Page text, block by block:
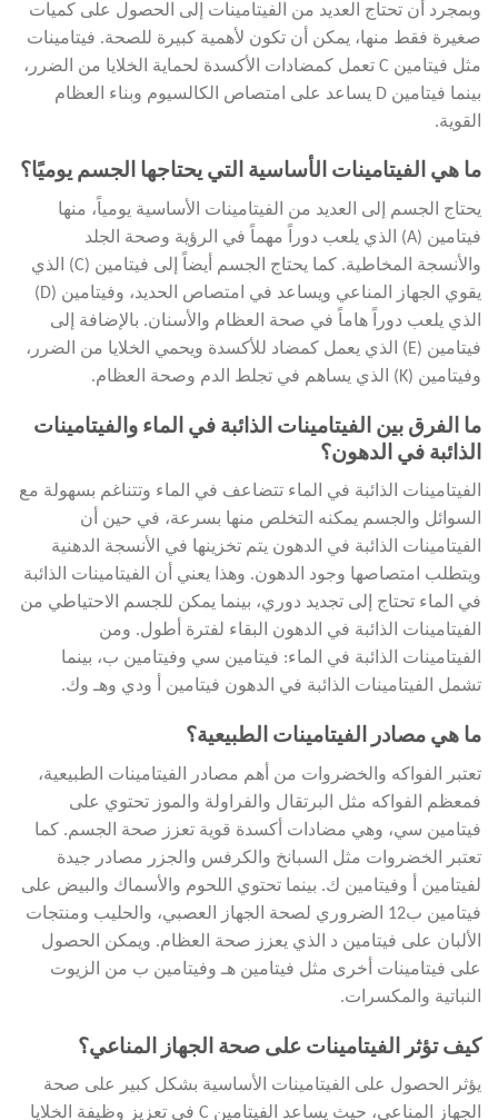
وبمجرد أن تحتاج العديد من الفيتامينات إلى الحصول على كميات
صغيرة فقط منها، يمكن أن تكون لأهمية كبيرة للصحة. فيتامينات
مثل فيتامين C تعمل كمضادات الأكسدة لحماية الخلايا من الضرر،
بينما فيتامين D يساعد على امتصاص الكالسيوم وبناء العظام
القوية.
ما هي الفيتامينات الأساسية التي يحتاجها الجسم يوميًا؟
يحتاج الجسم إلى العديد من الفيتامينات الأساسية يومياً، منها
فيتامين (A) الذي يلعب دوراً مهماً في الرؤية وصحة الجلد
والأنسجة المخاطية. كما يحتاج الجسم أيضاً إلى فيتامين (C) الذي
يقوي الجهاز المناعي ويساعد في امتصاص الحديد، وفيتامين (D)
الذي يلعب دوراً هاماً في صحة العظام والأسنان. بالإضافة إلى
فيتامين (E) الذي يعمل كمضاد للأكسدة ويحمي الخلايا من الضرر،
وفيتامين (K) الذي يساهم في تجلط الدم وصحة العظام.
ما الفرق بين الفيتامينات الذائبة في الماء والفيتامينات
الذائبة في الدهون؟
الفيتامينات الذائبة في الماء تتضاعف في الماء وتتناغم بسهولة مع
السوائل والجسم يمكنه التخلص منها بسرعة، في حين أن
الفيتامينات الذائبة في الدهون يتم تخزينها في الأنسجة الدهنية
ويتطلب امتصاصها وجود الدهون. وهذا يعني أن الفيتامينات الذائبة
في الماء تحتاج إلى تجديد دوري، بينما يمكن للجسم الاحتياطي من
الفيتامينات الذائبة في الدهون البقاء لفترة أطول. ومن
الفيتامينات الذائبة في الماء: فيتامين سي وفيتامين ب، بينما
تشمل الفيتامينات الذائبة في الدهون فيتامين أ ودي وهـ وك.
ما هي مصادر الفيتامينات الطبيعية؟
تعتبر الفواكه والخضروات من أهم مصادر الفيتامينات الطبيعية،
فمعظم الفواكه مثل البرتقال والفراولة والموز تحتوي على
فيتامين سي، وهي مضادات أكسدة قوية تعزز صحة الجسم. كما
تعتبر الخضروات مثل السبانخ والكرفس والجزر مصادر جيدة
لفيتامين أ وفيتامين ك. بينما تحتوي اللحوم والأسماك والبيض على
فيتامين ب12 الضروري لصحة الجهاز العصبي، والحليب ومنتجات
الألبان على فيتامين د الذي يعزز صحة العظام. ويمكن الحصول
على فيتامينات أخرى مثل فيتامين هـ وفيتامين ب من الزيوت
النباتية والمكسرات.
كيف تؤثر الفيتامينات على صحة الجهاز المناعي؟
يؤثر الحصول على الفيتامينات الأساسية بشكل كبير على صحة
الجهاز المناعي، حيث يساعد الفيتامين C في تعزيز وظيفة الخلايا